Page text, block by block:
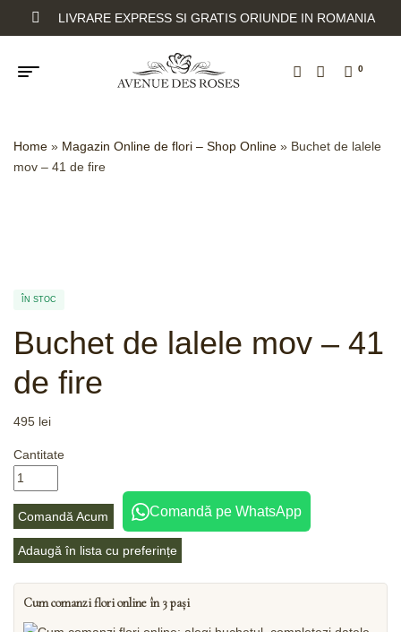
LIVRARE EXPRESS SI GRATIS ORIUNDE IN ROMANIA
0
Home » Magazin Online de flori – Shop Online » Buchet de lalele
mov – 41 de fire
ÎN STOC
Buchet de lalele mov – 41
de fire
495 lei
Cantitate
Comandă Acum Comandă pe WhatsApp
Adaugă în lista cu preferințe
Cum comanzi flori online în 3 pași